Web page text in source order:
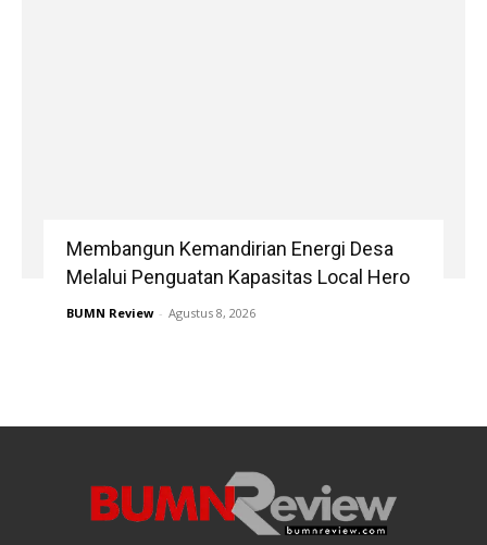
Membangun Kemandirian Energi Desa
Melalui Penguatan Kapasitas Local Hero
BUMN Review - Agustus 8, 2026